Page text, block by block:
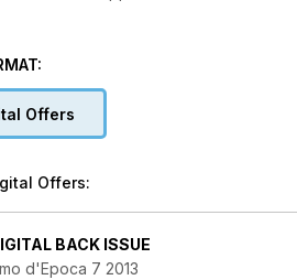
si esprime con un 4 cilindri a
storia della MV Agusta 250
del 1957, derivata dalla famosa
e vincente nelle gare di Gran
si è svolto a Varano dé Melegari, e
moto sovietica da record
Offers
Offers:
BACK ISSUE
d'Epoca 7 2013